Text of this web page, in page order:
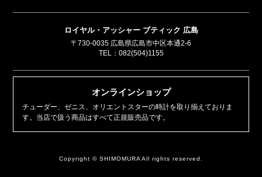
ロイヤル・アッシャー ブティック 広島
〒730-0035 広島県広島市中区本通2-6
TEL： 082(504)1155
オンラインショップ
チューダー、ゼニス、オリエントスターの時計を取り揃えておりま
す。当店で扱う商品はすべて正規販売品です。
Copyright © SHIMOMURA All rights reserved.